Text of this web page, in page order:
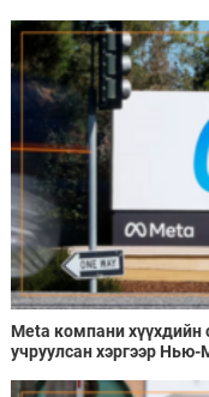
Meta компани хүүхдийн
учруулсан хэргээр